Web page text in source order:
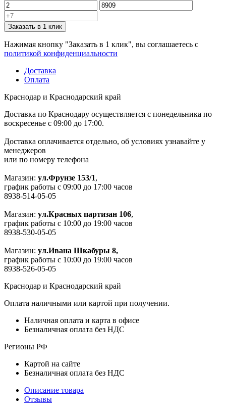
Заказать в 1 клик
Нажимая кнопку "Заказать в 1 клик", вы соглашаетесь с
политикой конфиденциальности
Доставка
Оплата
Краснодар и Краснодарский край
Доставка по Краснодару осуществляется с понедельника по
воскресенье с 09:00 до 17:00.
Доставка оплачивается отдельно, об условиях узнавайте у
менеджеров
или по номеру телефона
Магазин: ул.Фрунзе 153/1,
график работы с 09:00 до 17:00 часов
8938-514-05-05
Магазин: ул.Красных партизан 106,
график работы с 10:00 до 19:00 часов
8938-530-05-05
Магазин: ул.Ивана Шкабуры 8,
график работы с 10:00 до 19:00 часов
8938-526-05-05
Краснодар и Краснодарский край
Оплата наличными или картой при получении.
Наличная оплата и карта в офисе
Безналичная оплата без НДС
Регионы РФ
Картой на сайте
Безналичная оплата без НДС
Описание товара
Отзывы